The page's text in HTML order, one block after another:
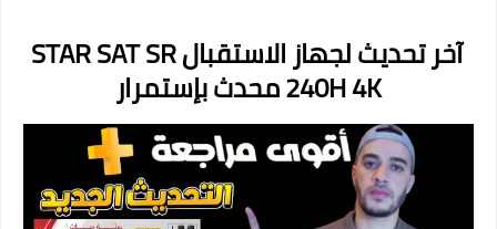
آخر تحديث لجهاز الاستقبال STAR SAT SR
240H 4K محدث بإستمرار